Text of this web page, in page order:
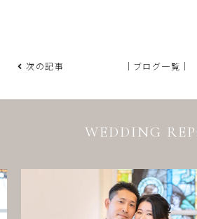
次の記事 ｜ブログ一覧｜
WEDDING